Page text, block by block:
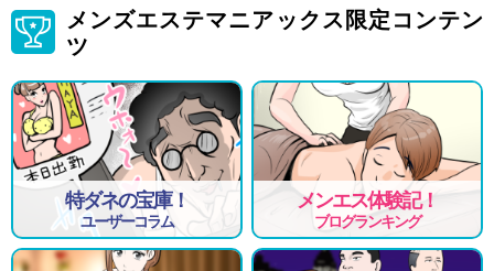
メンズエステマニアックス限定コンテン
ツ
特ダネの宝庫！
ユーザーコラム
メンエス体験記！
ブログランキング